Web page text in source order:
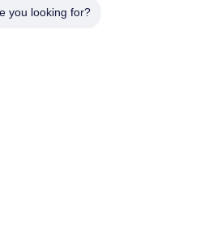
Automotive Refinish verf
you looking for?